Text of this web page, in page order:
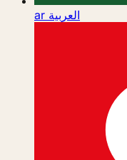
ar العربية